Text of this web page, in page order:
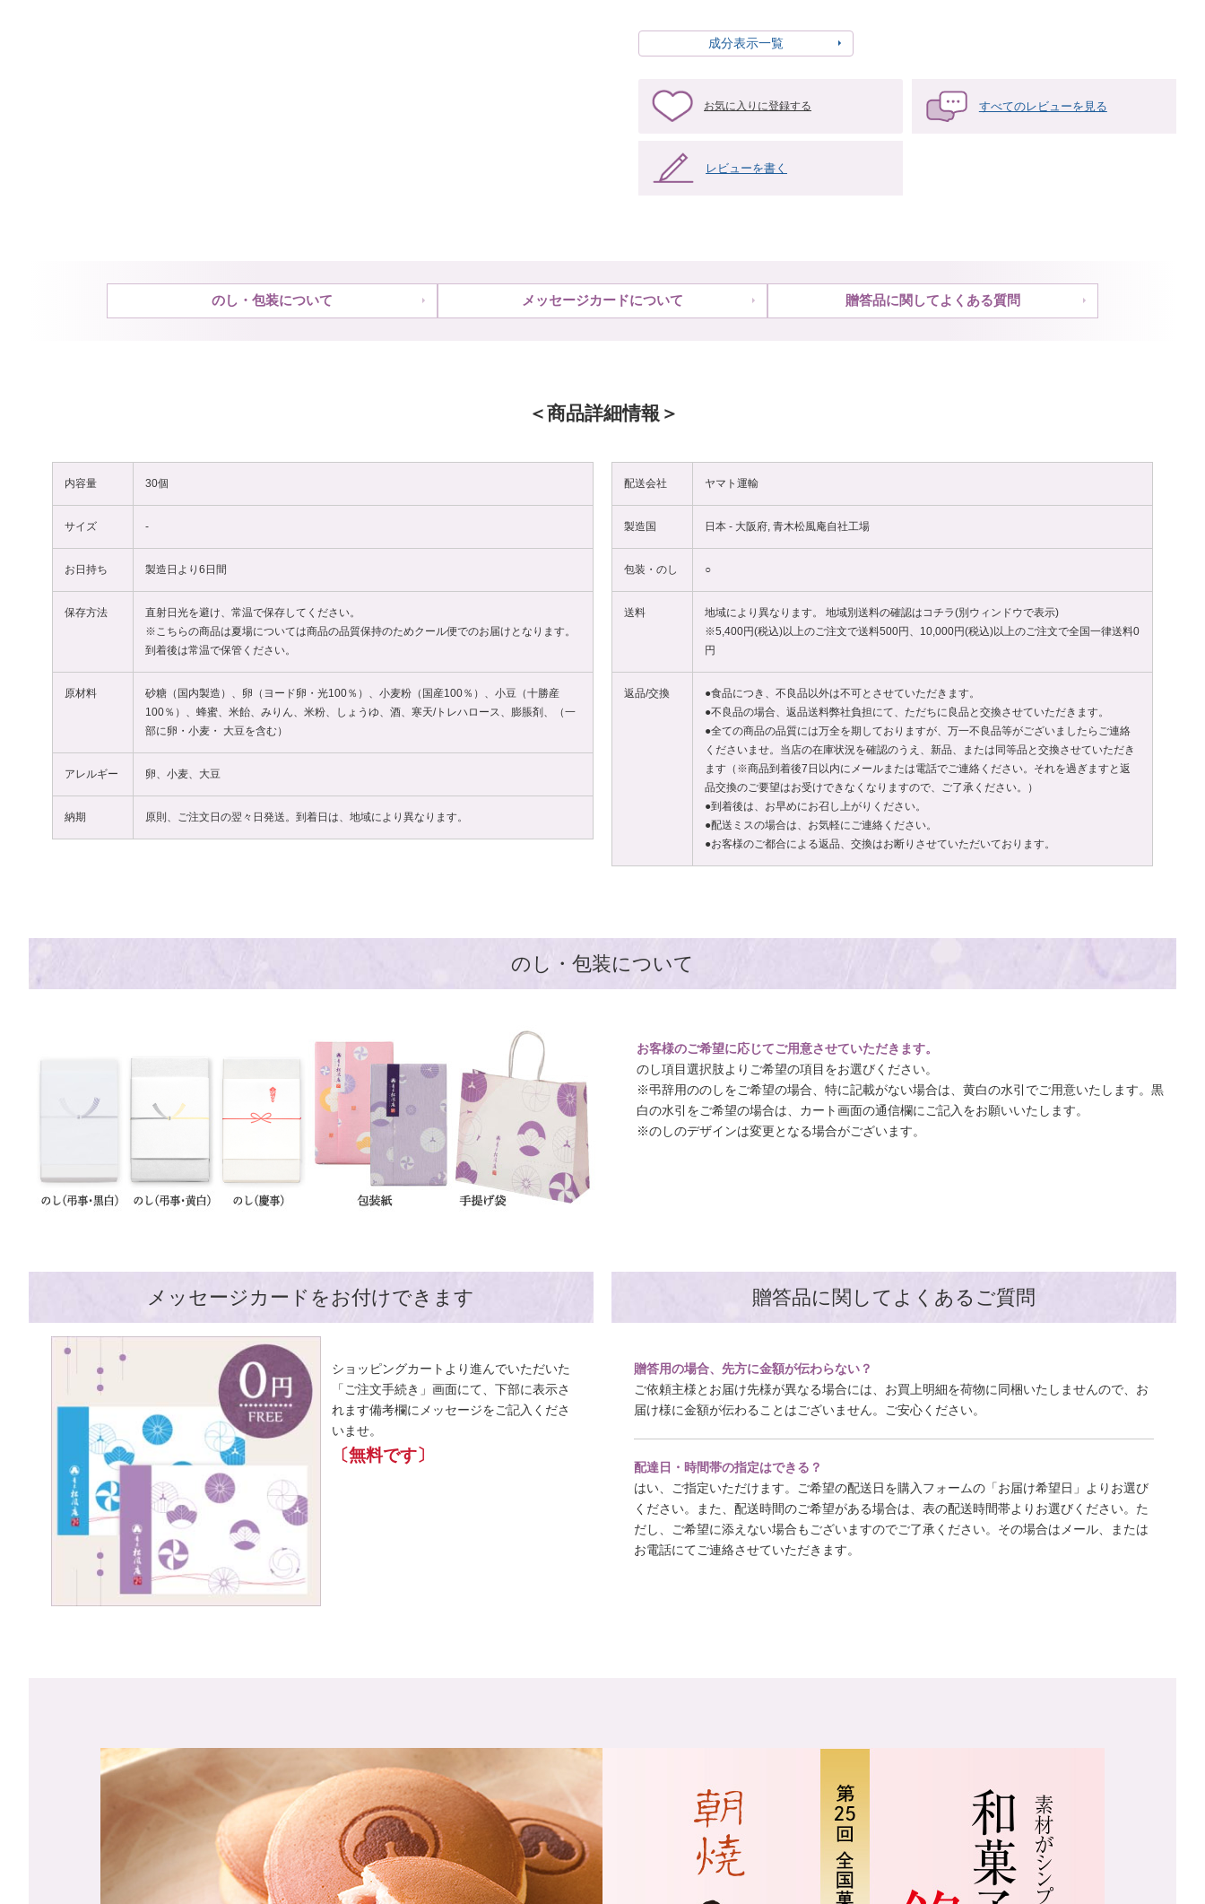
成分表示一覧
お気に入りに登録する すべてのレビューを見る
レビューを書く
のし・包装について メッセージカードについて 贈答品に関してよくある質問
商品詳細情報
内容量 30個
サイズ -
お日持ち 製造日より6日間
保存方法
直射日光を避け、常温で保存してください。
※こちらの商品は夏場については商品の品質保持のためクール便でのお届けとなります。
到着後は常温で保管ください。
原材料
砂糖（国内製造）、卵（ヨード卵・光100％）、小麦粉（国産100％）、小豆（十勝産
100％）、蜂蜜、米飴、みりん、米粉、しょうゆ、酒、寒天/トレハロース、膨脹剤、（一
部に卵・小麦・ 大豆を含む）
アレルギー 卵、小麦、大豆
納期 原則、ご注文日の翌々日発送。到着日は、地域により異なります。
配送会社 ヤマト運輸
製造国 日本 - 大阪府, 青木松風庵自社工場
包装・のし ○
送料
地域により異なります。 地域別送料の確認はコチラ(別ウィンドウで表示)
※5,400円(税込)以上のご注文で送料500円、10,000円(税込)以上のご注文で全国一律送料0
円
返品/交換
●食品につき、不良品以外は不可とさせていただきます。
●不良品の場合、返品送料弊社負担にて、ただちに良品と交換させていただきます。
●全ての商品の品質には万全を期しておりますが、万一不良品等がございましたらご連絡
くださいませ。当店の在庫状況を確認のうえ、新品、または同等品と交換させていただき
ます（※商品到着後7日以内にメールまたは電話でご連絡ください。それを過ぎますと返
品交換のご要望はお受けできなくなりますので、ご了承ください。）
●到着後は、お早めにお召し上がりください。
●配送ミスの場合は、お気軽にご連絡ください。
●お客様のご都合による返品、交換はお断りさせていただいております。
のし・包装について
お客様のご希望に応じてご用意させていただきます。
のし項目選択肢よりご希望の項目をお選びください。
※弔辞用ののしをご希望の場合、特に記載がない場合は、黄白の水引でご用意いたします。黒
白の水引をご希望の場合は、カート画面の通信欄にご記入をお願いいたします。
※のしのデザインは変更となる場合がございます。
メッセージカードをお付けできます
ショッピングカートより進んでいただいた
「ご注文手続き」画面にて、下部に表示さ
れます備考欄にメッセージをご記入くださ
いませ。
〔無料です〕
贈答品に関してよくあるご質問
贈答用の場合、先方に金額が伝わらない？
ご依頼主様とお届け先様が異なる場合には、お買上明細を荷物に同梱いたしませんので、お
届け様に金額が伝わることはございません。ご安心ください。
配達日・時間帯の指定はできる？
はい、ご指定いただけます。ご希望の配送日を購入フォームの「お届け希望日」よりお選び
ください。また、配送時間のご希望がある場合は、表の配送時間帯よりお選びください。た
だし、ご希望に添えない場合もございますのでご了承ください。その場合はメール、または
お電話にてご連絡させていただきます。